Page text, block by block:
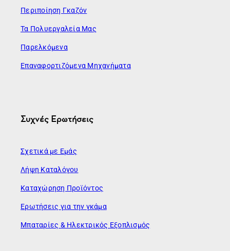
Περιποίηση Γκαζόν
Τα Πολυεργαλεία Μας
Παρελκόμενα
Επαναφορτιζόμενα Μηχανήματα
Συχνές Ερωτήσεις
Σχετικά με Εμάς
Λήψη Καταλόγου
Καταχώρηση Προϊόντος
Ερωτήσεις για την γκάμα
Μπαταρίες & Ηλεκτρικός Εξοπλισμός